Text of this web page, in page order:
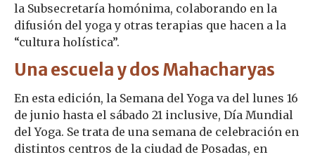
la Subsecretaría homónima, colaborando en la
difusión del yoga y otras terapias que hacen a la
“cultura holística”.
Una escuela y dos Mahacharyas
En esta edición, la Semana del Yoga va del lunes 16
de junio hasta el sábado 21 inclusive, Día Mundial
del Yoga. Se trata de una semana de celebración en
distintos centros de la ciudad de Posadas, en